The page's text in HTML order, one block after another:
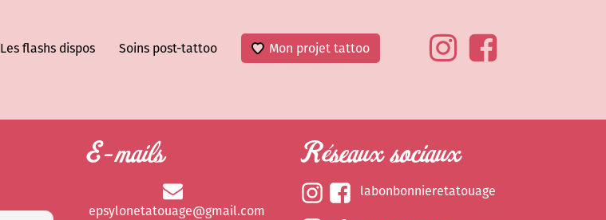
Les flashs dispos Soins post-tattoo Mon projet tattoo
E-mails
epsylonetatouage@gmail.com
Réseaux sociaux
labonbonnieretatouage